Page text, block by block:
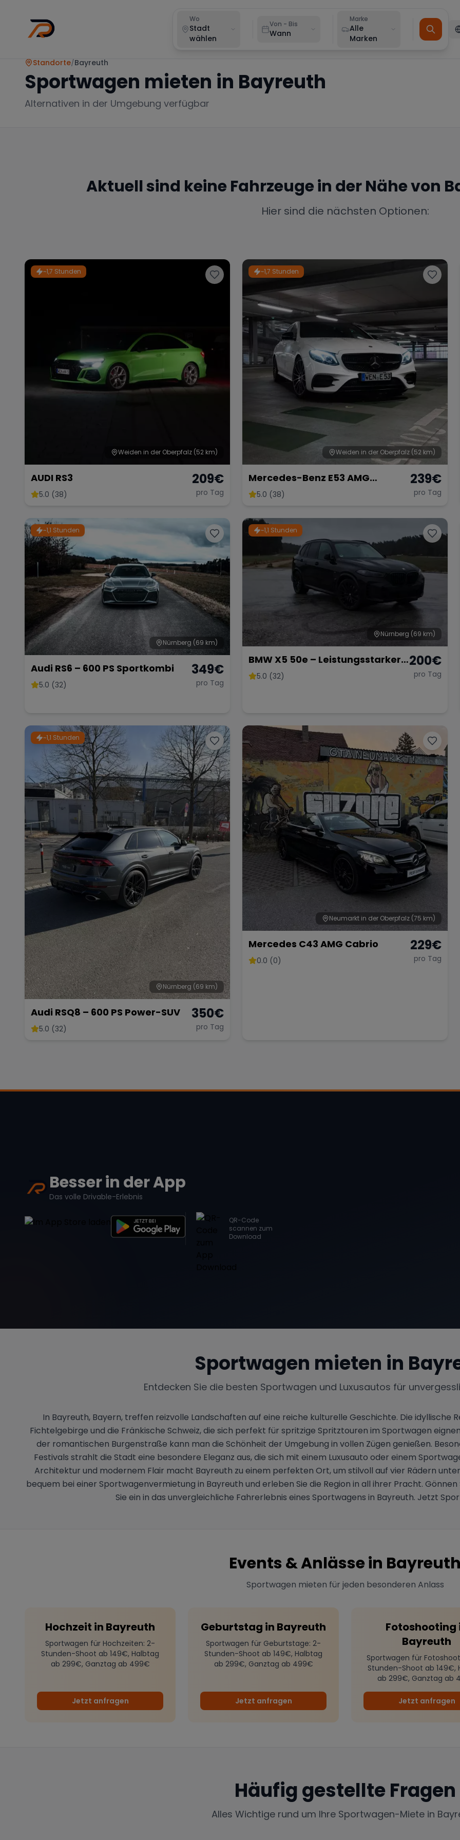
Wo
Stadt
wählen
Von - Bis
Wann
Marke
Alle
Marken
Standorte/Bayreuth
Sportwagen mieten in Bayreuth
Alternativen in der Umgebung verfügbar
Aktuell sind keine Fahrzeuge in der Nähe von
Hier sind die nächsten Optionen:
~1,7 Stunden
Weiden in der Oberpfalz (52 km)
AUDI RS3
5.0 (38)
209€
pro Tag
~1,7 Stunden
Weiden in der Oberpfalz (52 km)
Mercedes-Benz E53 AMG
Performance
5.0 (38)
239€
pro Tag
~1,1 Stunden
Nürnberg (69 km)
Audi RS6 – 600 PS Sportkombi
5.0 (32)
349€
pro Tag
~1,1 Stunden
Nürnberg (69 km)
BMW X5 50e – Leistungsstarker
Hybrid-SUV mit 489 PS
5.0 (32)
200€
pro Tag
~1,1 Stunden
Nürnberg (69 km)
Audi RSQ8 – 600 PS Power-SUV
5.0 (32)
350€
pro Tag
Neumarkt in der Oberpfalz (75 km)
Mercedes C43 AMG Cabrio
0.0 (0)
229€
pro Tag
Besser in der App
Das volle Drivable-Erlebnis
QR-Code
scannen zum
Download
Sportwagen mieten in
Entdecken Sie die besten Sportwagen und Luxusautos für
In Bayreuth, Bayern, treffen reizvolle Landschaften auf eine reiche kulturelle Geschichte. Die idyllische
Fichtelgebirge und die Fränkische Schweiz, die sich perfekt für spritzige Spritztouren im Sportwagen
der romantischen Burgenstraße kann man die Schönheit der Umgebung in vollen Zügen genießen.
Festivals strahlt die Stadt eine besondere Eleganz aus, die sich mit einem Luxusauto oder einem
Architektur und modernem Flair macht Bayreuth zu einem perfekten Ort, um stilvoll auf vier Rädern
bequem bei einer Sportwagenvermietung in Bayreuth und erleben Sie die Region in all ihrer Pracht.
Sie ein in das unvergleichliche Fahrerlebnis eines Sportwagens in Bayreuth. Jetzt
Events & Anlässe in
Sportwagen mieten für jeden besonderen Anlass
Hochzeit in Bayreuth
Sportwagen für Hochzeiten: 2-
Stunden-Shoot ab 149€, Halbtag
ab 299€, Ganztag ab 499€
Jetzt anfragen
Geburtstag in Bayreuth
Sportwagen für Geburtstage: 2-
Stunden-Shoot ab 149€, Halbtag
ab 299€, Ganztag ab 499€
Jetzt anfragen
Fotoshooting
Bayreuth
Sportwagen für
Stunden-Shoot ab 149€,
ab 299€, Ganztag ab
Jetzt anfragen
Häufig gestellte Fragen
Alles Wichtige rund um Ihre Sportwagen-Miete in